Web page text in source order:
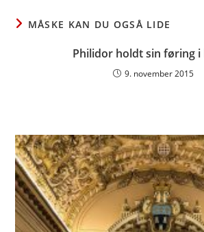
MÅSKE KAN DU OGSÅ LIDE
Philidor holdt sin føring i
9. november 2015